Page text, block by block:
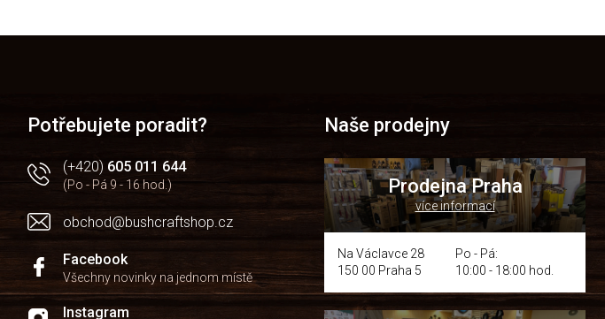
Potřebujete poradit?
(+420) 605 011 644
(Po - Pá 9 - 16 hod.)
obchod@bushcraftshop.cz
Facebook
Všechny novinky na jednom místě
Instagram
Naše prodejny
Prodejna Praha
více informací
Na Václavce 28
150 00 Praha 5
Po - Pá:
10:00 - 18:00 hod.